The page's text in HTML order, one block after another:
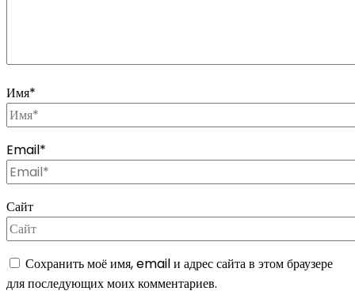
Имя*
Email*
Сайт
Сохранить моё имя, email и адрес сайта в этом браузере
для последующих моих комментариев.